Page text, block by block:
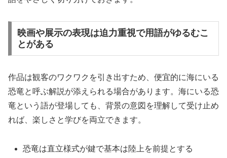
映画や展示の表現は迫力重視で用語がゆるむこ
とがある
作品は観客のワクワクを引き出すため、便宜的に海にいる
恐竜と呼ぶ解説が添えられる場合があります。海にいる恐
竜という語が登場しても、背景の意図を理解して受け止め
れば、楽しさと学びを両立できます。
恐竜は直立様式が鍵で基本は陸上を前提とする